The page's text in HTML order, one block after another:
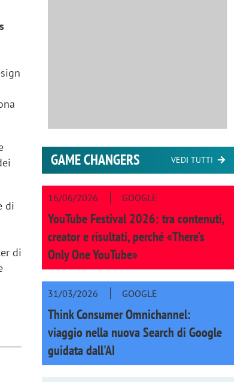
di
di
GAME CHANGERS VEDI TUTTI
16/06/2026 GOOGLE
YouTube Festival 2026: tra contenuti,
creator e risultati, perché «There’s
Only One YouTube»
31/03/2026 GOOGLE
Think Consumer Omnichannel:
viaggio nella nuova Search di Google
guidata dall'AI